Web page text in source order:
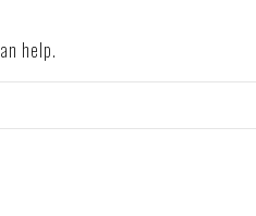
help.